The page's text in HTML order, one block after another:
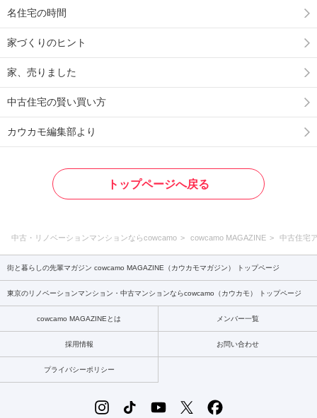
名住宅の時間
家づくりのヒント
家、売りました
中古住宅の賢い買い方
カウカモ編集部より
トップページへ戻る
中古・リノベーションマンションならcowcamo cowcamo MAGAZINE 中古住宅
街と暮らしの先輩マガジン cowcamo MAGAZINE（カウカモマガジン） トップページ
東京のリノベーションマンション・中古マンションならcowcamo（カウカモ） トップページ
cowcamo MAGAZINEとは メンバー一覧
採用情報 お問い合わせ
プライバシーポリシー